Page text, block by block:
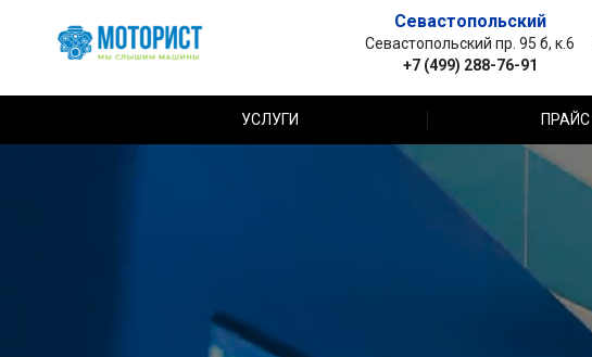
Севастопольский
Севастопольский пр. 95 б, к.6
+7 (499) 288-76-91
УСЛУГИ